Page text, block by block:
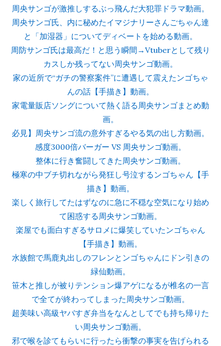
周央サンゴが激推しするぶっ飛んだ大犯罪ドラマ動画。
周央サンゴ氏、内に秘めたイマジナリーさんごちゃん達
と「加湿器」についてディベートを始める動画。
周防サンゴ氏は最高だ！と思う瞬間→Vtuberとして残り
カスしか残ってない周央サンゴ動画。
家の近所で“ガチの警察案件”に遭遇して震えたンゴちゃ
んの話【手描き】動画。
家電量販店ソングについて熱く語る周央サンゴまとめ動
画。
必見】周央サンゴ流の意外すぎるやる気の出し方動画。
感度3000倍バーガー VS 周央サンゴ動画。
整体に行き奮闘してきた周央サンゴ動画。
極寒の中ブチ切れながら発狂し号泣するンゴちゃん【手
描き】動画。
楽しく旅行してたはずなのに急に不穏な空気になり始め
て困惑する周央サンゴ動画。
楽屋でも面白すぎるサロメに爆笑していたンゴちゃん
【手描き】動画。
水族館で馬鹿丸出しのフレンとンゴちゃんにドン引きの
緑仙動画。
笹木と推しが被りテンション爆アゲになるが椎名の一言
で全てが終わってしまった周央サンゴ動画。
超美味い高級ヤバすぎ弁当をなんとしてでも持ち帰りた
い周央サンゴ動画。
邪で喉を診てもらいに行ったら衝撃の事実を告げられる